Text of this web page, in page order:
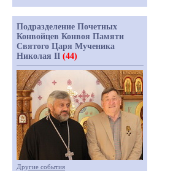
Подразделение Почетных
Конвойцев Конвоя Памяти
Святого Царя Мученика
Николая II (44)
Другие события